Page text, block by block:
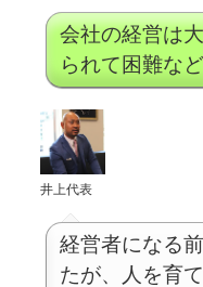
会社の経営は
られて困難な
井上代表
経営者になる
たが、人を育